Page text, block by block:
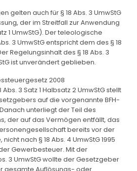
gelten auch für § 18 Abs. 3 UmwStG
der im Streitfall zur Anwendung
1 UmwStG). Der teleologische
3 UmwStG entspricht dem des § 18
Regelungsinhalt des § 18 Abs. 3
ist unverändert geblieben.
2008
3 Satz 1 Halbsatz 2 UmwStG stellt
auf die vorgenannte BFH-
unterliegt der Teil des
der auf das Vermögen entfällt, das
bereits vor der
nach § 18 Abs. 4 UmwStG 1995
Gewerbesteuer. Mit der
3 UmwStG wollte der Gesetzgeber